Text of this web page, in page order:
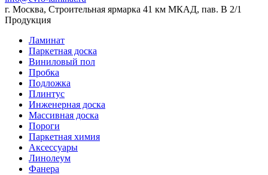
г. Москва, Строительная ярмарка 41 км МКАД, пав. В 2/1
Продукция
Ламинат
Паркетная доска
Виниловый пол
Пробка
Подложка
Плинтус
Инженерная доска
Массивная доска
Пороги
Паркетная химия
Аксессуары
Линолеум
Фанера